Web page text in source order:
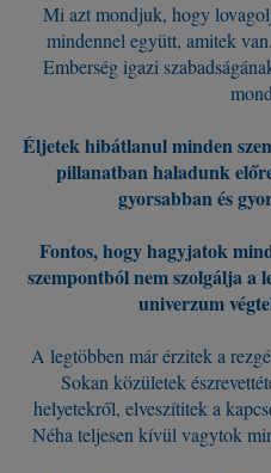
Mi azt mondjuk, hogy
mindennel együtt, amitek
Emberség igazi
Éljetek hibátlanul minden
pillanatban haladunk
gyorsabban és
Fontos, hogy hagyjatok
szempontból nem szolgálja a
univerzum
A legtöbben már érzitek a
Sokan közületek
helyetekről, elveszítitek a
Néha teljesen kívül vagytok